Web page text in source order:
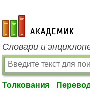
academic.ru
Словари и
Толкования